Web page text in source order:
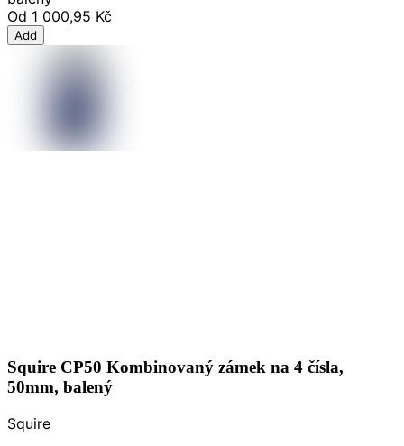
Od 1 000,95 Kč
Add
Squire CP50 Kombinovaný zámek na 4 čísla,
50mm, balený
Squire